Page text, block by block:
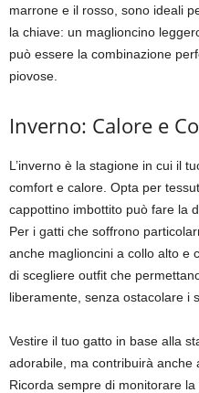
marrone e il rosso, sono ideali
la chiave: un maglioncino
può essere la combinazione
piovose.
Inverno: Calore e
L’inverno è la stagione in cui il
comfort e calore. Opta per
cappottino imbottito può fare la
Per i gatti che soffrono
anche maglioncini a collo alto e
di scegliere outfit che
liberamente, senza ostacolare i
Vestire il tuo gatto in base alla
adorabile, ma contribuirà anche
Ricorda sempre di monitorare